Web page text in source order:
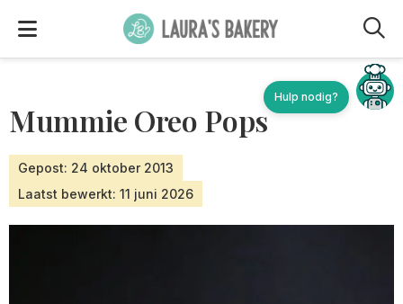
Mummie Oreo Pops
Gepost: 24 oktober 2013
Laatst bewerkt: 11 juni 2026